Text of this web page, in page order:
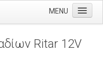
MENU
Ritar 12V